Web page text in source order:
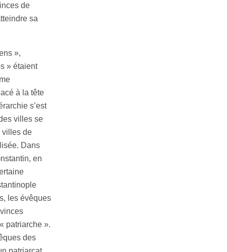
de
sa
»,
» étaient
à la tête
s’est
villes se
villes de
Dans
en
les évêques
patriarche ».
des